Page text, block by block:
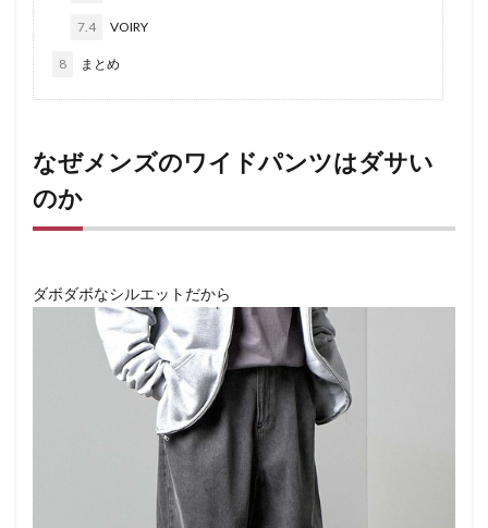
7.4 VOIRY
8 まとめ
なぜメンズのワイドパンツはダサい
のか
ダボダボなシルエットだから